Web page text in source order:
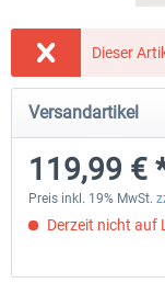
49,99 € *
Dieser
Versandartikel
119,99 €
Preis inkl. 19% MwSt.
Derzeit nicht auf